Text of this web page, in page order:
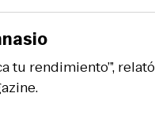
tu rendimiento’”, relató